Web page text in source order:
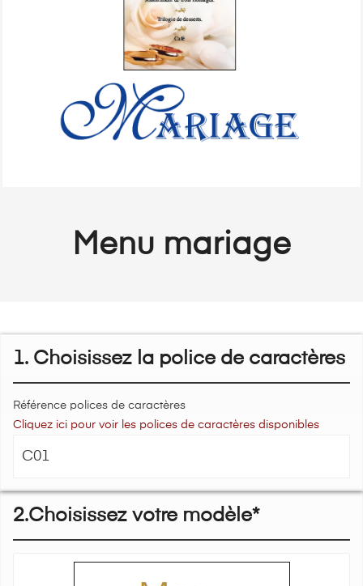
Menu mariage
1. Choisissez la police de caractères
Référence polices de caractères
Cliquez ici pour voir les polices de caractères disponibles
2.Choisissez votre modèle*